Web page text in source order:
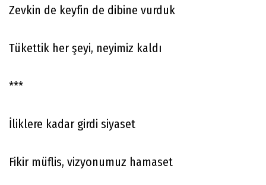
Zevkin de keyfin de dibine vurduk
Tükettik her şeyi, neyimiz kaldı
***
İliklere kadar girdi siyaset
Fikir müflis, vizyonumuz hamaset